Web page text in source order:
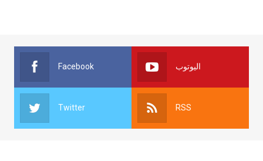
Facebook اليوتوب
Twitter RSS